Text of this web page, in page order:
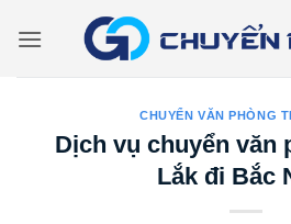
qua
CHUYỂN VĂN PHÒNG
Dịch vụ chuyển văn
Lắk đi Bắc